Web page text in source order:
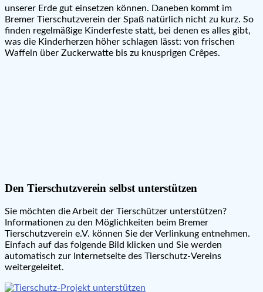
unserer Erde gut einsetzen können. Daneben kommt im
Bremer Tierschutzverein der Spaß natürlich nicht zu kurz. So
finden regelmäßige Kinderfeste statt, bei denen es alles gibt,
was die Kinderherzen höher schlagen lässt: von frischen
Waffeln über Zuckerwatte bis zu knusprigen Crêpes.
Den Tierschutzverein selbst unterstützen
Sie möchten die Arbeit der Tierschützer unterstützen?
Informationen zu den Möglichkeiten beim Bremer
Tierschutzverein e.V. können Sie der Verlinkung entnehmen.
Einfach auf das folgende Bild klicken und Sie werden
automatisch zur Internetseite des Tierschutz-Vereins
weitergeleitet.